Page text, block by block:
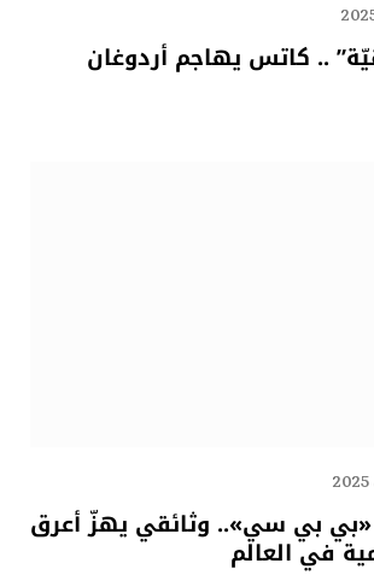
.. كاتس يهاجم أردوغان
بي سي».. وثائقي يهزّ أعرق
في العالم